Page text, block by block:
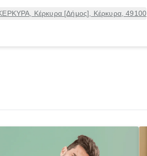
Κέρκυρα [Δήμος], Κέρκυρα, 49100